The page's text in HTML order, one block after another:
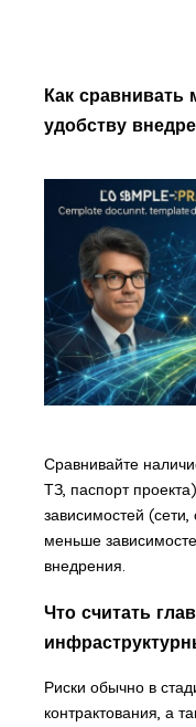
Как сравнивать
удобству
Сравнивайте
ТЗ, паспорт
зависимостей
меньше
внедрения.
Что считать
Риски обычно в
контрактования, а